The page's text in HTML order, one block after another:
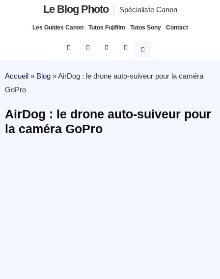
Le Blog Photo Spécialiste Canon
Les Guides Canon Tutos Fujifilm Tutos Sony Contact
Accueil » Blog »AirDog : le drone auto-suiveur pour la caméra
GoPro
AirDog : le drone auto-suiveur pour
la caméra GoPro